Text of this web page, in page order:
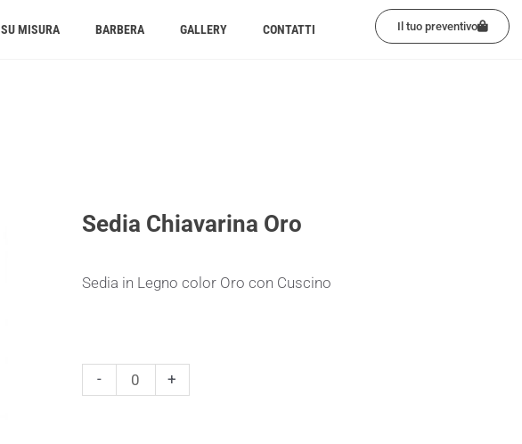
SU MISURA BARBERA GALLERY CONTATTI Il tuo preventivo
Sedia Chiavarina Oro
Sedia in Legno color Oro con Cuscino
-
Sedia
+